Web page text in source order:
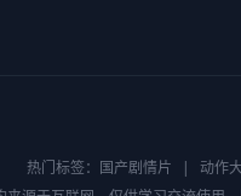
热门标签： 国产剧情片 | 动作